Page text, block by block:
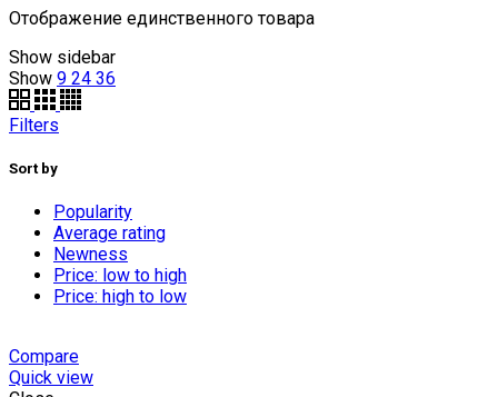
Отображение единственного товара
Show sidebar
Show 9 24 36
Filters
Sort by
Popularity
Average rating
Newness
Price: low to high
Price: high to low
Compare
Quick view